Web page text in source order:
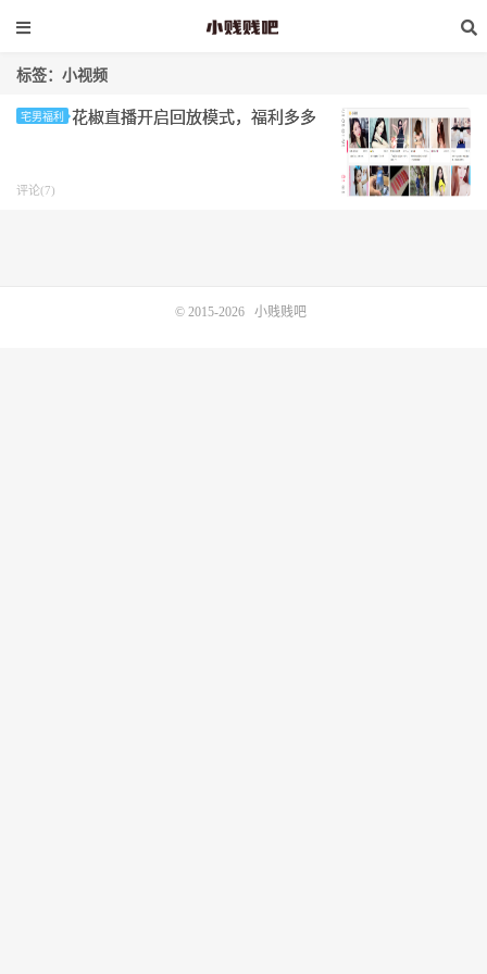
标签：小视频
宅男福利 花椒直播开启回放模式，福利多多
评论(7)
© 2015-2026 小贱贱吧